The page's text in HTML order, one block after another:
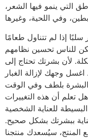
التي ينمو فيها الشعر،
إذا لم تتناول طعامًا
للناس تحسين نظامهم
لأن بشرتك تحتاج إلى
اغسل وجهك لإزالة الغبار
البشرة بلطف وفي الوقت
تعلم أن هذه التغييرات
للعناية الشخصية
ببشرتك بشكل صحيح.
سيُسعدك منتجنا